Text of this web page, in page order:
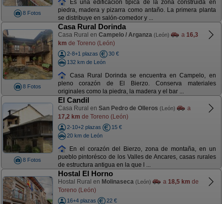
8 Fotos
Es una edificación típica de la zona construida en
piedra, madera y pizarra como antaño. La primera planta
se distribuye en salón-comedor y ...
8 Fotos
Casa Rural Dorinda
Casa Rural en Campelo / Arganza (León) a 16,3
km de Toreno (León)
2-8+1 plazas
30 €
132 km de León
Casa Rural Dorinda se encuentra en Campelo, en
pleno corazón de El Bierzo. Conserva materiales
originales como la piedra, la madera y el bar ...
8 Fotos
El Candil
Casa Rural en San Pedro de Olleros (León)
a
17,2 km de Toreno (León)
2-10+2 plazas
15 €
20 km de León
En el corazón del Bierzo, zona de montaña, en un
pueblo pintorésco de los Valles de Ancares, casas rurales
de estructura antigua en la que l ...
Hostal El Horno
Hostal Rural en Molinaseca (León) a 18,5 km de
Toreno (León)
16+4 plazas
22 €